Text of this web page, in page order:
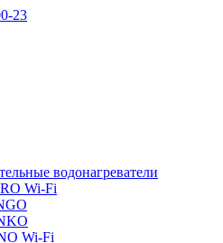
23
водонагреватели
Wi-Fi
Wi-Fi